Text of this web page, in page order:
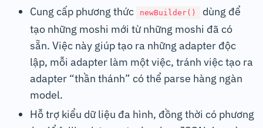
Cung cấp phương thức
newBuilder()
dùng để
tạo những moshi mới từ những moshi đã có
sẵn. Việc này giúp tạo ra những adapter độc
lập, mỗi adapter làm một việc, tránh việc tạo ra
adapter “thần thánh” có thể parse hàng ngàn
model.
Hỗ trợ kiểu dữ liệu đa hình, đồng thời có phương